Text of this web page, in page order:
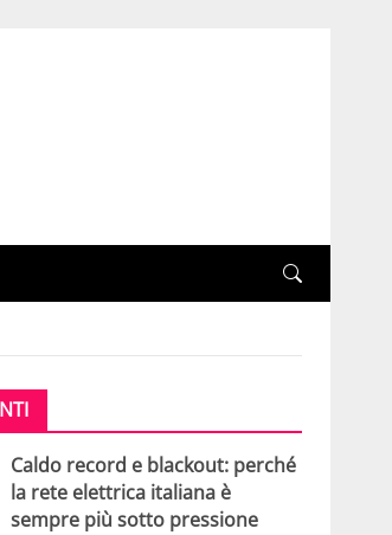
Caldo record e blackout: perché
la rete elettrica italiana è
sempre più sotto pressione